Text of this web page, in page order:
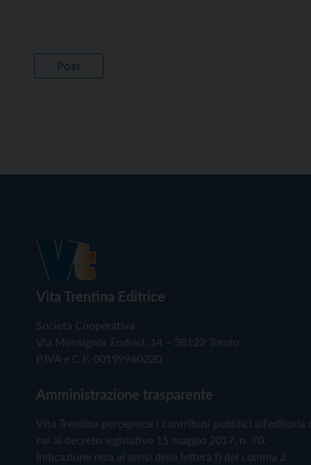
Vita Trentina Editrice
Società Cooperativa
Via Monsignor Endrici, 14 – 38122 Trento
P.IVA e C.F. 00199960220
Amministrazione trasparente
Vita Trentina percepisce i contributi pubblici all'editoria
cui al decreto legislativo 15 maggio 2017, n. 70.
Indicazione resa ai sensi della lettera f) del comma 2